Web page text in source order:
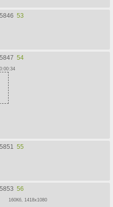
53
54
55
56
160Кб, 1418x1080